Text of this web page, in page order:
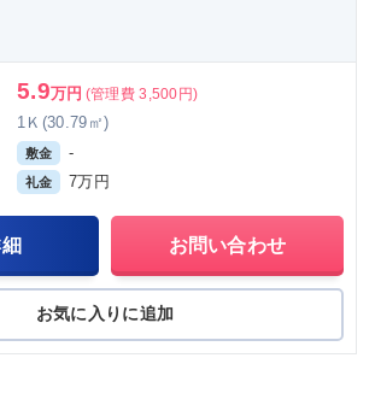
5.9万円 (管理費 3,500円)
1Ｋ(30.79㎡)
敷金 -
礼金 7万円
お問い合わせ
お気に入りに追加